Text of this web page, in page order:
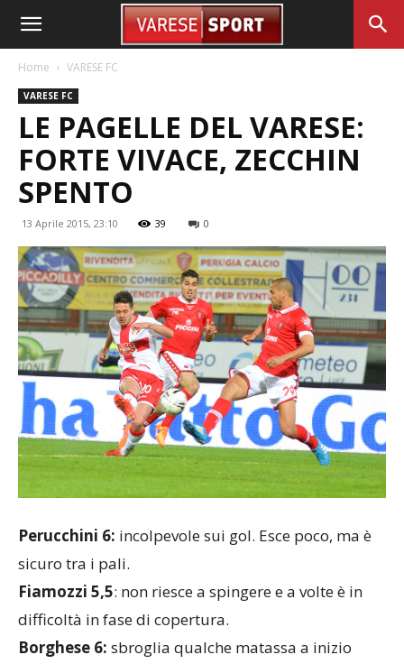
Home VARESE FC
VARESE FC
LE PAGELLE DEL VARESE:
FORTE VIVACE, ZECCHIN
SPENTO
13 Aprile 2015, 23:10 39 0
Perucchini 6: incolpevole sui gol. Esce poco, ma è
sicuro tra i pali.
Fiamozzi 5,5: non riesce a spingere e a volte è in
difficoltà in fase di copertura.
Borghese 6: sbroglia qualche matassa a inizio